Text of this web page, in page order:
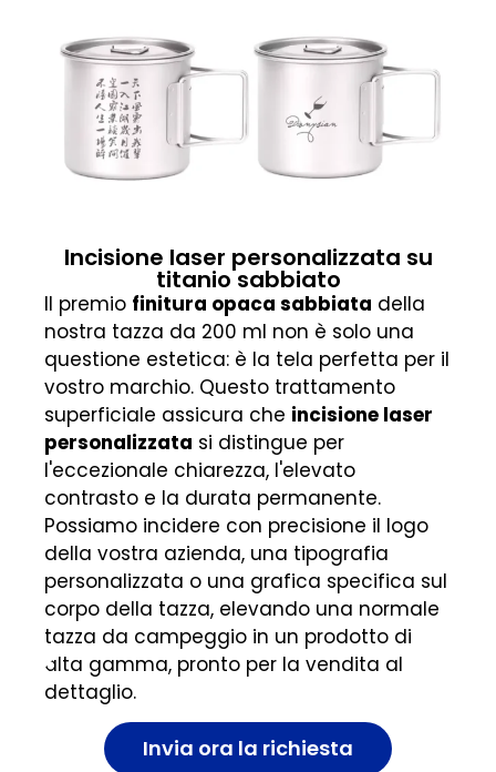
Incisione laser personalizzata su
titanio sabbiato
Il premio finitura opaca sabbiata della
nostra tazza da 200 ml non è solo una
questione estetica: è la tela perfetta per il
vostro marchio. Questo trattamento
superficiale assicura che incisione laser
personalizzata si distingue per
l'eccezionale chiarezza, l'elevato
contrasto e la durata permanente.
Possiamo incidere con precisione il logo
della vostra azienda, una tipografia
personalizzata o una grafica specifica sul
corpo della tazza, elevando una normale
tazza da campeggio in un prodotto di
alta gamma, pronto per la vendita al
dettaglio.
Invia ora la richiesta